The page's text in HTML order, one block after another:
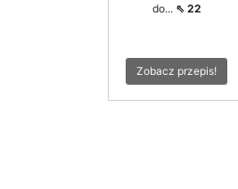
do... ⇖ 22
Zobacz przepis!